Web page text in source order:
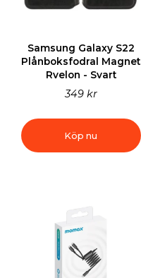
Samsung Galaxy S22
Plånboksfodral Magnet
Rvelon - Svart
349 kr
Köp nu